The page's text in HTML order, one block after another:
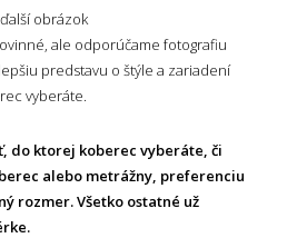
obrázok
ale odporúčame fotografiu
predstavu o štýle a zariadení
vyberáte.
do ktorej koberec vyberáte, či
alebo metrážny, preferenciu
rozmer. Všetko ostatné už